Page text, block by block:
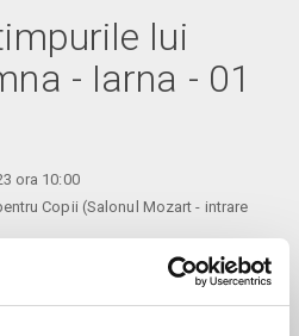
lui
- Iarna - 01
ora 10:00
Copii (Salonul Mozart - intrare
cu maximum 3 zile inainte de
o zi inaintea spectacolului pana in